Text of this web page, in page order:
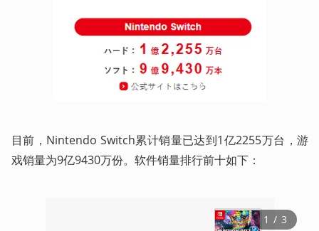
目前，Nintendo Switch累计销量已达到1亿2255万台，游
戏销量为9亿9430万份。软件销量排行前十如下：
1 / 3